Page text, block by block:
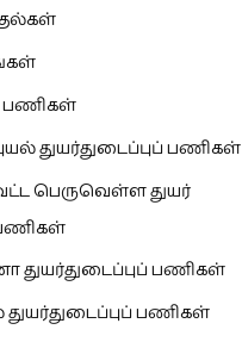
பணிகள்
துயர்துடைப்புப் பணிகள்
பெருவெள்ள துயர்
பணிகள்
பணிகள்
துயர்துடைப்புப் பணிகள்